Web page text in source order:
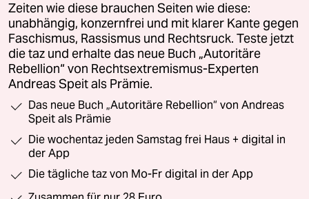
Zeiten wie diese brauchen Seiten wie diese:
unabhängig, konzernfrei und mit klarer Kante gegen
Faschismus, Rassismus und Rechtsruck. Teste jetzt
die taz und erhalte das neue Buch „Autoritäre
Rebellion“ von Rechtsextremismus-Experten
Andreas Speit als Prämie.
Das neue Buch „Autoritäre Rebellion“ von Andreas
Speit als Prämie
Die wochentaz jeden Samstag frei Haus + digital in
der App
Die tägliche taz von Mo-Fr digital in der App